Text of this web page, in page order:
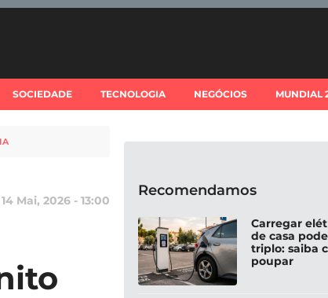
SOCIEDADE TECNOLOGIA NEGÓCIOS MUNDIAL
14 Mai, 2026 - 13:00
Recomendamos
Carregar
de casa
triplo: saiba
poupar